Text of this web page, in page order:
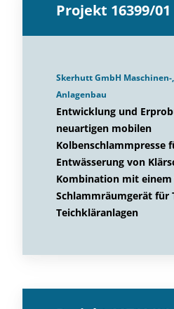
Projekt 16399/01
Skerhutt GmbH
Anlagenbau
Entwicklung und
neuartigen mobilen
Kolbenschlammpresse
Entwässerung von
Kombination mit
Schlammräumgerät für
Teichkläranlagen